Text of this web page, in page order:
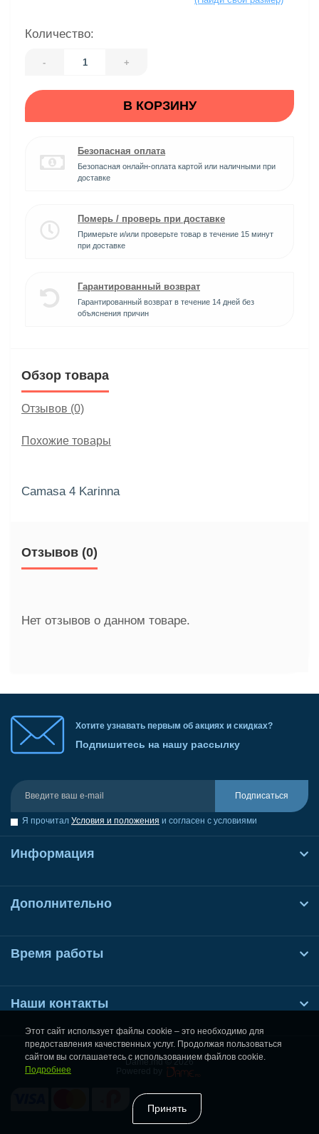
Количество:
- +
В КОРЗИНУ
Безопасная оплата
Безопасная онлайн-оплата картой или наличными при
доставке
Померь / проверь при доставке
Примерьте и/или проверьте товар в течение 15 минут
при доставке
Гарантированный возврат
Гарантированный возврат в течение 14 дней без
объяснения причин
Обзор товара
Отзывов (0)
Похожие товары
Camasa 4 Karinna
Отзывов (0)
Нет отзывов о данном товаре.
Хотите узнавать первым об акциях и скидках?
Подпишитесь на нашу рассылку
Подписаться
Я прочитал Условия и положения и согласен с условиями
Информация
Дополнительно
Время работы
Наши контакты
Dame.md © 2026
Powered by
Этот сайт использует файлы cookie – это необходимо для
предоставления качественных услуг. Продолжая пользоваться
сайтом вы соглашаетесь с использованием файлов cookie.
Подробнее
Принять